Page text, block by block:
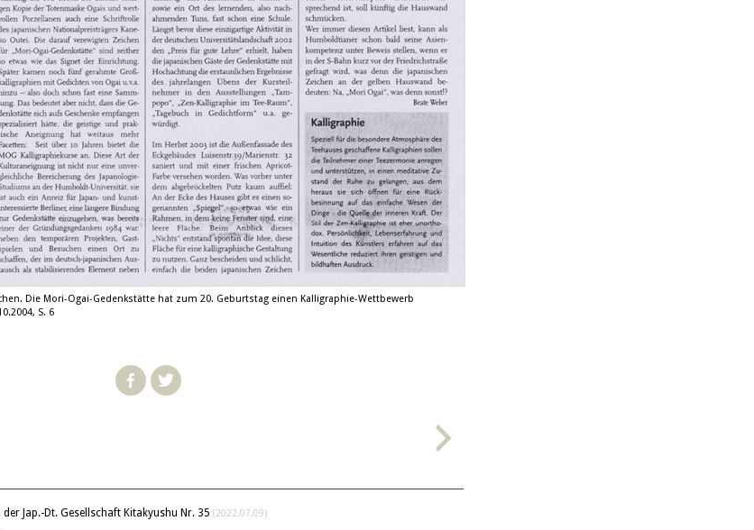
Die Mori-Ogai-Gedenkstätte hat zum 20. Geburtstag einen Kalligraphie-Wettbewerb
S. 6
Jap.-Dt. Gesellschaft Kitakyushu Nr. 35 (2022.07.09)